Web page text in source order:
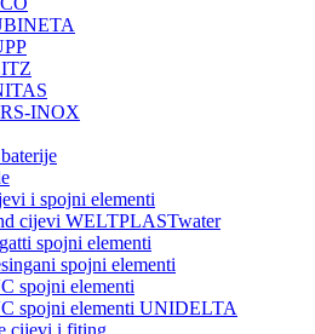
INOX
i spojni elementi
cijevi WELTPLASTwater
spojni elementi
spojni elementi
spojni elementi
spojni elementi UNIDELTA
cijevi i fiting